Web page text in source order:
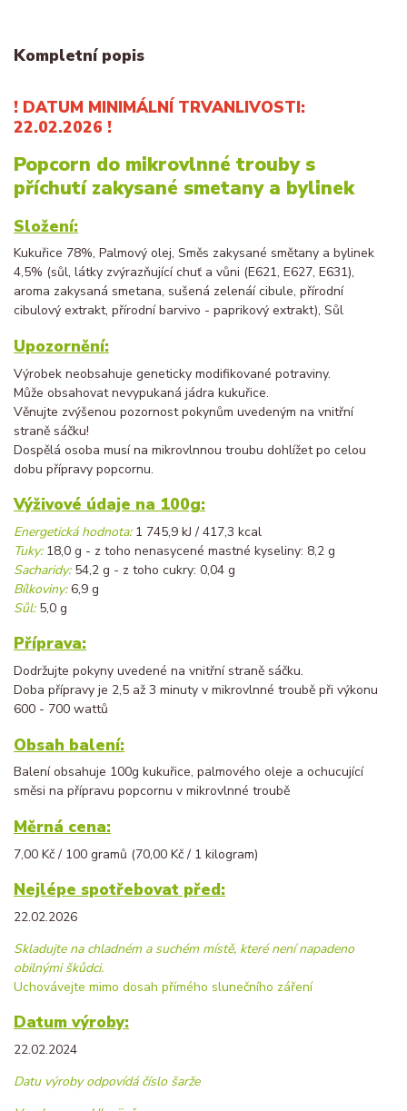
Kompletní popis
! DATUM MINIMÁLNÍ TRVANLIVOSTI:
22.02.2026 !
Popcorn do mikrovlnné trouby s
příchutí zakysané smetany a bylinek
Složení:
Kukuřice 78%, Palmový olej, Směs zakysané smětany a bylinek
4,5% (sůl, látky zvýrazňující chuť a vůni (E621, E627, E631),
aroma zakysaná smetana, sušená zelenáí cibule, přírodní
cibulový extrakt, přírodní barvivo - paprikový extrakt), Sůl
Upozornění:
Výrobek neobsahuje geneticky modifikované potraviny.
Může obsahovat nevypukaná jádra kukuřice.
Věnujte zvýšenou pozornost pokynům uvedeným na vnitřní
straně sáčku!
Dospělá osoba musí na mikrovlnnou troubu dohlížet po celou
dobu přípravy popcornu.
Výživové údaje na 100g:
Energetická hodnota:1 745,9 kJ / 417,3 kcal
Tuky:18,0 g - z toho nenasycené mastné kyseliny: 8,2 g
Sacharidy:54,2 g - z toho cukry: 0,04 g
Bílkoviny:6,9 g
Sůl:5,0 g
Příprava:
Dodržujte pokyny uvedené na vnitřní straně sáčku.
Doba přípravy je 2,5 až 3 minuty v mikrovlnné troubě při výkonu
600 - 700 wattů
Obsah balení:
Balení obsahuje 100g kukuřice, palmového oleje a ochucující
směsi na přípravu popcornu v mikrovlnné troubě
Měrná cena:
7,00 Kč / 100 gramů (70,00 Kč / 1 kilogram)
Nejlépe spotřebovat před:
22.02.2026
Skladujte na chladném a suchém místě, které není napadeno
obilnými škůdci.
Uchovávejte mimo dosah přímého slunečního záření
Datum výroby:
22.02.2024
Datu výroby odpovídá číslo šarže